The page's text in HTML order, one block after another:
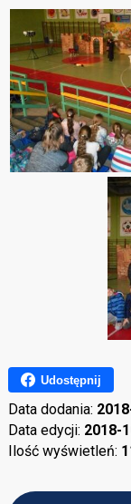
Udostępnij
Data dodania:
Data edycji: 2018-
Ilość wyświetleń: